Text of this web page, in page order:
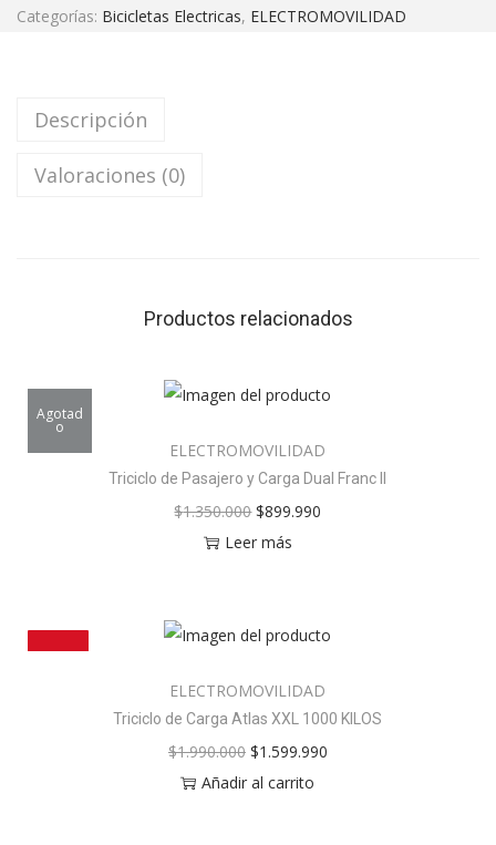
Categorías: Bicicletas Electricas, ELECTROMOVILIDAD
Descripción
Valoraciones (0)
Productos relacionados
Agotad
o
ELECTROMOVILIDAD
Triciclo de Pasajero y Carga Dual Franc II
$1.350.000 $899.990
Leer más
ELECTROMOVILIDAD
Triciclo de Carga Atlas XXL 1000 KILOS
$1.990.000 $1.599.990
Añadir al carrito